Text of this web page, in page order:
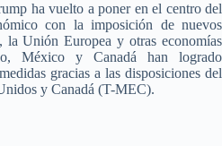
ha vuelto a poner en el centro del
con la imposición de nuevos
la Unión Europea y otras economías
México y Canadá han logrado
gracias a las disposiciones del
y Canadá (T-MEC).